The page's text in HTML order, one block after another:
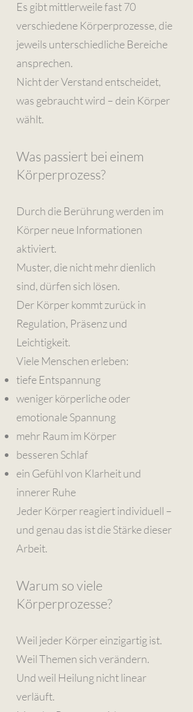
Es gibt mittlerweile fast 70
verschiedene Körperprozesse, die
jeweils unterschiedliche Bereiche
ansprechen.
Nicht der Verstand entscheidet,
was gebraucht wird – dein Körper
wählt.
Was passiert bei einem
Körperprozess?
Durch die Berührung werden im
Körper neue Informationen
aktiviert.
Muster, die nicht mehr dienlich
sind, dürfen sich lösen.
Der Körper kommt zurück in
Regulation, Präsenz und
Leichtigkeit.
Viele Menschen erleben:
tiefe Entspannung
weniger körperliche oder
emotionale Spannung
mehr Raum im Körper
besseren Schlaf
ein Gefühl von Klarheit und
innerer Ruhe
Jeder Körper reagiert individuell –
und genau das ist die Stärke dieser
Arbeit.
Warum so viele
Körperprozesse?
Weil jeder Körper einzigartig ist.
Weil Themen sich verändern.
Und weil Heilung nicht linear
verläuft.